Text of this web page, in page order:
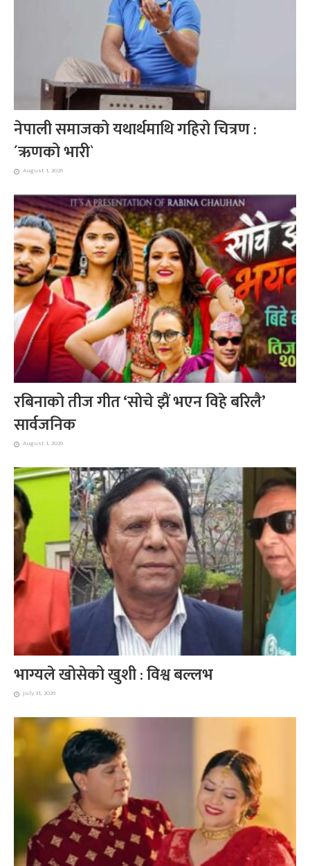
नेपाली समाजको यथार्थमाथि गहिरो चित्रण :
´ऋणको भारी`
August 1, 2026
रबिनाको तीज गीत ‘सोचे झैं भएन विहे बरिलै’
सार्वजनिक
August 1, 2026
भाग्यले खोसेको खुशी : विश्व बल्लभ
July 31, 2026